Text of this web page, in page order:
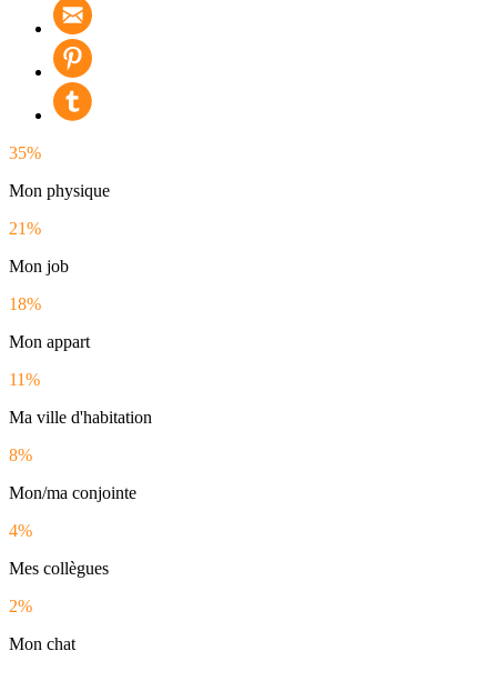
35%
Mon physique
21%
Mon job
18%
Mon appart
11%
Ma ville d'habitation
8%
Mon/ma conjointe
4%
Mes collègues
2%
Mon chat